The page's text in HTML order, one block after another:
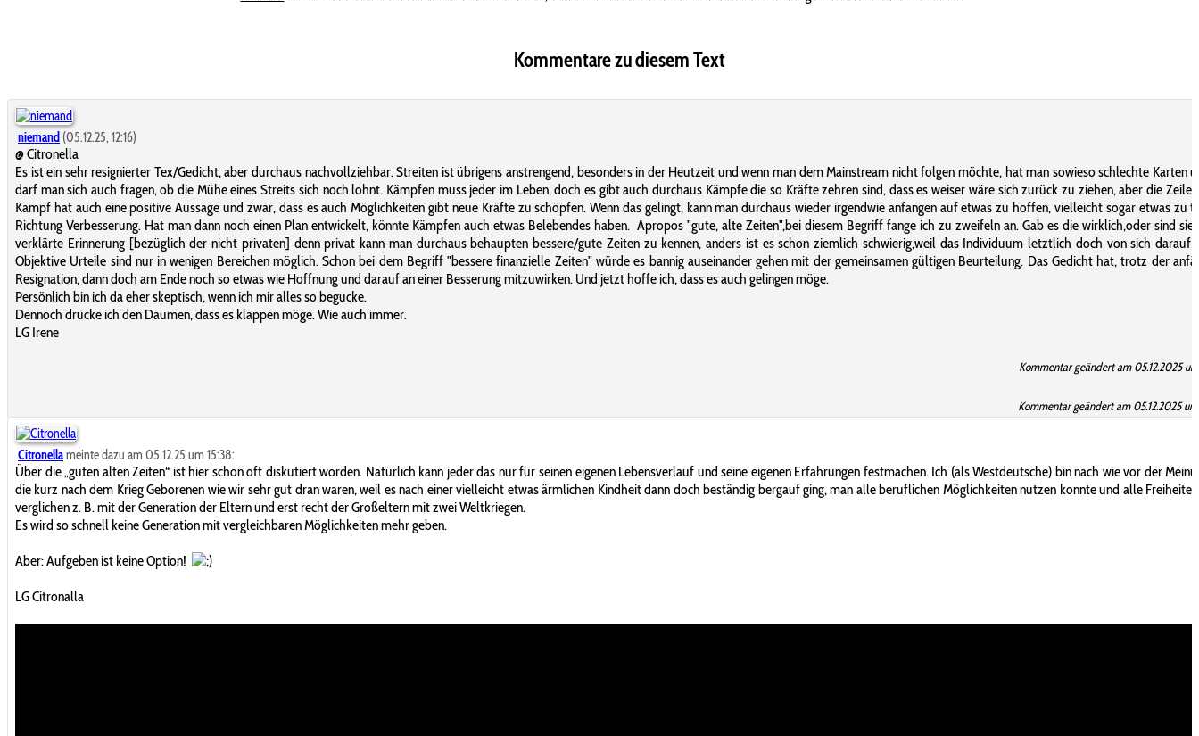
Kommentare zu diesem Text
niemand (05.12.25, 12:16)
@ Citronella
Es ist ein sehr resignierter Tex/Gedicht, aber durchaus nachvollziehbar. Streiten ist übrigens anstrengend, besonders in der Heutzeit und wenn man dem Mainstream nicht folgen möchte, hat man sowieso schlechte Karten
darf man sich auch fragen, ob die Mühe eines Streits sich noch lohnt. Kämpfen muss jeder im Leben, doch es gibt auch durchaus Kämpfe die so Kräfte zehren sind, dass es weiser wäre sich zurück zu ziehen, aber die Zeile
Kampf hat auch eine positive Aussage und zwar, dass es auch Möglichkeiten gibt neue Kräfte zu schöpfen. Wenn das gelingt, kann man durchaus wieder irgendwie anfangen auf etwas zu hoffen, vielleicht sogar etwas zu
Richtung Verbesserung. Hat man dann noch einen Plan entwickelt, könnte Kämpfen auch etwas Belebendes haben. Apropos "gute, alte Zeiten",bei diesem Begriff fange ich zu zweifeln an. Gab es die wirklich,oder sind sie
verklärte Erinnerung [bezüglich der nicht privaten] denn privat kann man durchaus behaupten bessere/gute Zeiten zu kennen, anders ist es schon ziemlich schwierig,weil das Individuum letztlich doch von sich darauf
Objektive Urteile sind nur in wenigen Bereichen möglich. Schon bei dem Begriff "bessere finanzielle Zeiten" würde es bannig auseinander gehen mit der gemeinsamen gültigen Beurteilung. Das Gedicht hat, trotz der
Resignation, dann doch am Ende noch so etwas wie Hoffnung und darauf an einer Besserung mitzuwirken. Und jetzt hoffe ich, dass es auch gelingen möge.
Persönlich bin ich da eher skeptisch, wenn ich mir alles so begucke.
Dennoch drücke ich den Daumen, dass es klappen möge. Wie auch immer.
LG Irene
Kommentar geändert am 05.12.2025 um
Kommentar geändert am 05.12.2025 um
Citronellameinte dazu am 05.12.25 um 15:38:
Über die „guten alten Zeiten“ ist hier schon oft diskutiert worden. Natürlich kann jeder das nur für seinen eigenen Lebensverlauf und seine eigenen Erfahrungen festmachen. Ich (als Westdeutsche) bin nach wie vor der
die kurz nach dem Krieg Geborenen wie wir sehr gut dran waren, weil es nach einer vielleicht etwas ärmlichen Kindheit dann doch beständig bergauf ging, man alle beruflichen Möglichkeiten nutzen konnte und alle
verglichen z. B. mit der Generation der Eltern und erst recht der Großeltern mit zwei Weltkriegen.
Es wird so schnell keine Generation mit vergleichbaren Möglichkeiten mehr geben.
Aber: Aufgeben ist keine Option!
LG Citronalla